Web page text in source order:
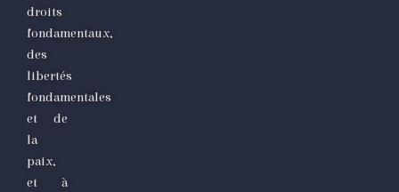
droits
fondamentaux,
des
libertés
fondamentales
et de
la
paix,
et à